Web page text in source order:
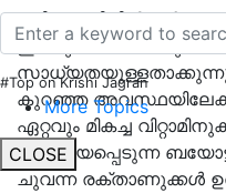
#Top on Krishi Jagran
More Topics
CLOSE
മുടി കൊഴിച്ചിൽ
ഈ ദുർബലമായ മുടികൾ,
കുറഞ്ഞ അവസ്ഥയിലേക്ക്
ഏറ്റവും മികച്ച
എന്നറിയപ്പെടുന്ന
ചുവന്ന രക്താണുക്കൾ